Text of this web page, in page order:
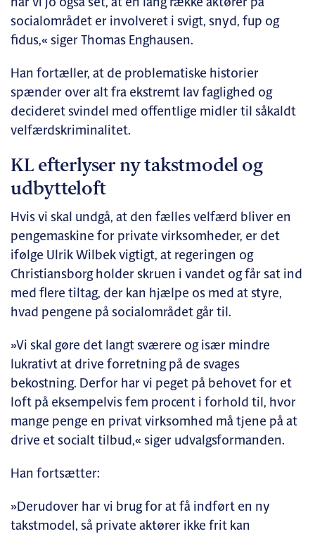
har vi jo også set, at en lang række aktører på
socialområdet er involveret i svigt, snyd, fup og
fidus,« siger Thomas Enghausen.
Han fortæller, at de problematiske historier
spænder over alt fra ekstremt lav faglighed og
decideret svindel med offentlige midler til såkaldt
velfærdskriminalitet.
KL efterlyser ny takstmodel og
udbytteloft
Hvis vi skal undgå, at den fælles velfærd bliver en
pengemaskine for private virksomheder, er det
ifølge Ulrik Wilbek vigtigt, at regeringen og
Christiansborg holder skruen i vandet og får sat ind
med flere tiltag, der kan hjælpe os med at styre,
hvad pengene på socialområdet går til.
»Vi skal gøre det langt sværere og især mindre
lukrativt at drive forretning på de svages
bekostning. Derfor har vi peget på behovet for et
loft på eksempelvis fem procent i forhold til, hvor
mange penge en privat virksomhed må tjene på at
drive et socialt tilbud,« siger udvalgsformanden.
Han fortsætter:
»Derudover har vi brug for at få indført en ny
takstmodel, så private aktører ikke frit kan